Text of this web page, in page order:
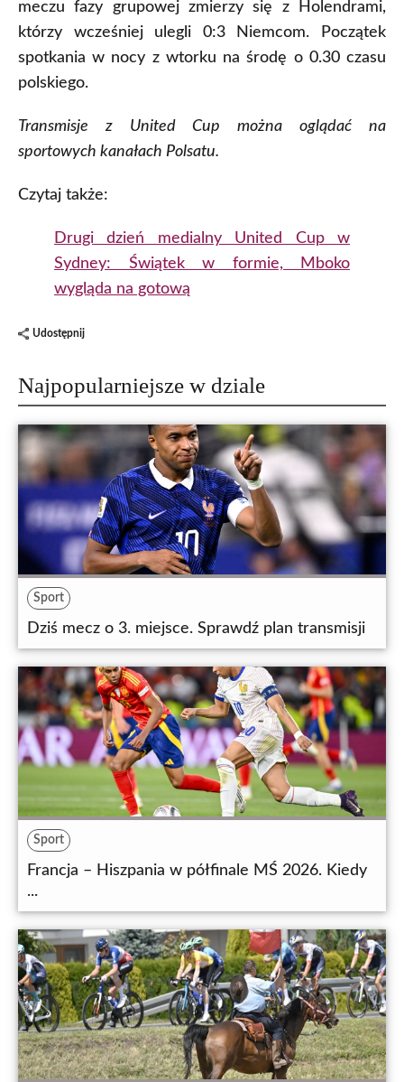
meczu fazy grupowej zmierzy się z Holendrami,
którzy wcześniej ulegli 0:3 Niemcom. Początek
spotkania w nocy z wtorku na środę o 0.30 czasu
polskiego.
Transmisje z United Cup można oglądać na
sportowych kanałach Polsatu.
Czytaj także:
Drugi dzień medialny United Cup w
Sydney: Świątek w formie, Mboko
wygląda na gotową
Udostępnij
Najpopularniejsze w dziale
Sport
Dziś mecz o 3. miejsce. Sprawdź plan transmisji
Sport
Francja – Hiszpania w półfinale MŚ 2026. Kiedy
...